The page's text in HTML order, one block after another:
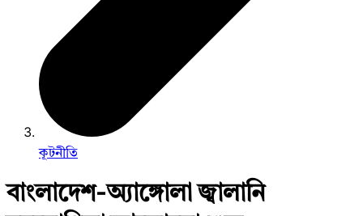
কূটনীতি
বাংলাদেশ-অ্যাঙ্গোলা জ্বালানি